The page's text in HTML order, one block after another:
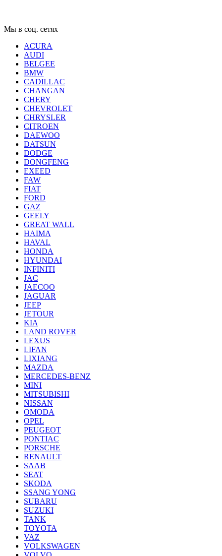
Мы в соц. сетях
ACURA
AUDI
BELGEE
BMW
CADILLAC
CHANGAN
CHERY
CHEVROLET
CHRYSLER
CITROEN
DAEWOO
DATSUN
DODGE
DONGFENG
EXEED
FAW
FIAT
FORD
GAZ
GEELY
GREAT WALL
HAIMA
HAVAL
HONDA
HYUNDAI
INFINITI
JAC
JAECOO
JAGUAR
JEEP
JETOUR
KIA
LAND ROVER
LEXUS
LIFAN
LIXIANG
MAZDA
MERCEDES-BENZ
MINI
MITSUBISHI
NISSAN
OMODA
OPEL
PEUGEOT
PONTIAC
PORSCHE
RENAULT
SAAB
SEAT
SKODA
SSANG YONG
SUBARU
SUZUKI
TANK
TOYOTA
VAZ
VOLKSWAGEN